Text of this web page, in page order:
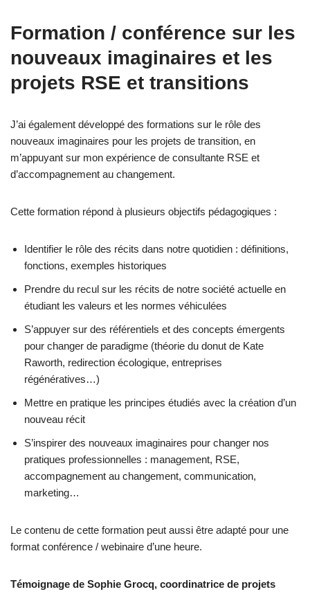
Formation / conférence sur les
nouveaux imaginaires et les
projets RSE et transitions
J’ai également développé des formations sur le rôle des
nouveaux imaginaires pour les projets de transition, en
m’appuyant sur mon expérience de consultante RSE et
d’accompagnement au changement.
Cette formation répond à plusieurs objectifs pédagogiques :
Identifier le rôle des récits dans notre quotidien : définitions,
fonctions, exemples historiques
Prendre du recul sur les récits de notre société actuelle en
étudiant les valeurs et les normes véhiculées
S’appuyer sur des référentiels et des concepts émergents
pour changer de paradigme (théorie du donut de Kate
Raworth, redirection écologique, entreprises
régénératives…)
Mettre en pratique les principes étudiés avec la création d’un
nouveau récit
S’inspirer des nouveaux imaginaires pour changer nos
pratiques professionnelles : management, RSE,
accompagnement au changement, communication,
marketing…
Le contenu de cette formation peut aussi être adapté pour une
format conférence / webinaire d’une heure.
Témoignage de Sophie Grocq, coordinatrice de projets